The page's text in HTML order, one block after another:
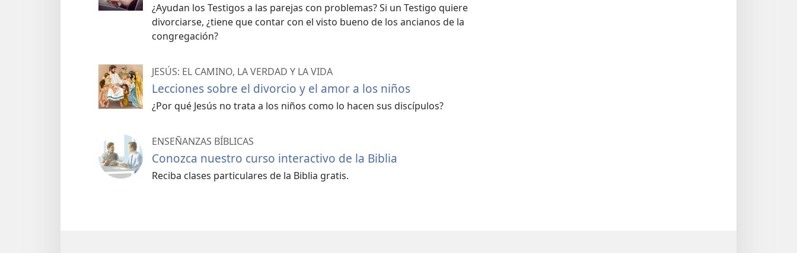
¿Ayudan los Testigos a las parejas con problemas? Si un Testigo quiere
divorciarse, ¿tiene que contar con el visto bueno de los ancianos de la
congregación?
JESÚS: EL CAMINO, LA VERDAD Y LA VIDA
Lecciones sobre el divorcio y el amor a los niños
¿Por qué Jesús no trata a los niños como lo hacen sus discípulos?
ENSEÑANZAS BÍBLICAS
Conozca nuestro curso interactivo de la Biblia
Reciba clases particulares de la Biblia gratis.